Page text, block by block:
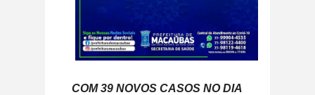
COM 39 NOVOS CASOS NO DIA